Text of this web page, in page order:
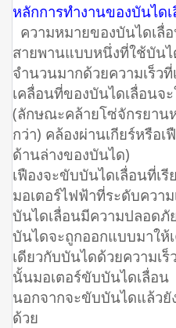
หลักการทำงานของบันไดเ
ความหมายของบันไดเลื่
สายพานแบบหนึ่งที่ใช้บันไ
จำนวนมากด้วยความเร็ว
เคลื่อนที่ของบันไดเลื่อนจ
(ลักษณะคล้ายโซ่จักรยา
กว่า) คล้องผ่านเกียร์หรือ
ด้านล่างของบันได)
เฟืองจะขับบันไดเลื่อนที่เ
มอเตอร์ไฟฟ้าที่ระดับความ
บันไดเลื่อนมีความปลอดภั
บันไดจะถูกออกแบบมาให้
เดียวกับบันไดด้วยความเ
นั้นมอเตอร์ขับบันไดเลื่อน
นอกจากจะขับบันไดแล้ว
ด้วย